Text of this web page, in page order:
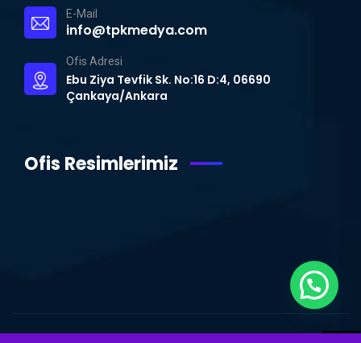
E-Mail
info@tpkmedya.com
Ofis Adresi
Ebu Ziya Tevfik Sk. No:16 D:4, 06690
Çankaya/Ankara
Ofis Resimlerimiz
© Copyright 2015 – 2024 | TPK MEDYA | Tüm Hakları Saklıdır.Ankara